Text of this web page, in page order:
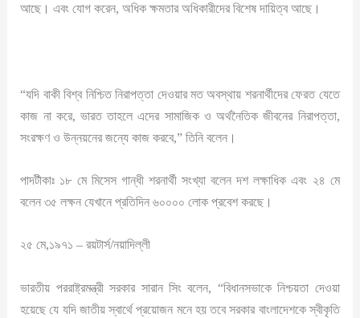
আছে। এবং যোগ করেন, অধিক ক্ষমতার অধিকারীদের বিশেষ দায়িত্ব আছে।
“যদি বাকী বিশ্ব নিশ্চিত নিরাপত্তা দেওয়ার মত অবস্থায় শরনার্থীদের ফেরত যেতে
কাজ না করে, ভারত তাহলে এদের সামাজিক ও অর্থনৈতিক জীবনের নিরাপত্তা,
সংরক্ষণ ও উন্নয়নের জন্যে কাজ করবে,” তিনি বলেন।
পাদটীকাঃ ১৮ মে মিসেস গান্ধী শরনার্থী সংখ্যা বলেন দশ লক্ষাধিক এবং ২৪ মে
বলেন ৩৫ লক্ষন যেখানে প্রতিদিন ৬০০০০ লোক প্রবেশ করছে।
২৫ মে,১৯৭১ – রয়টার্স/নয়াদিল্লী
ভারতীয় পররাষ্ট্রমন্ত্রী সরকার সারান সিং বলেন, “বিধানসভাকে নিশ্চয়তা দেওয়া
হয়েছে যে যদি জাতীয় স্বার্থে প্রয়োজন মনে হয় তবে সরকার বাংলাদেশকে স্বীকৃতি